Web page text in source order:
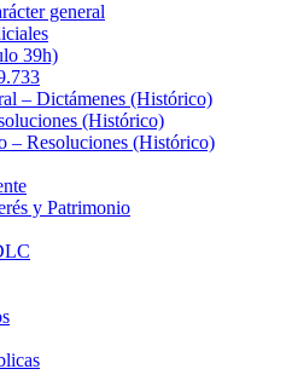
general
39h)
– Dictámenes (Histórico)
(Histórico)
– Resoluciones (Histórico)
y Patrimonio